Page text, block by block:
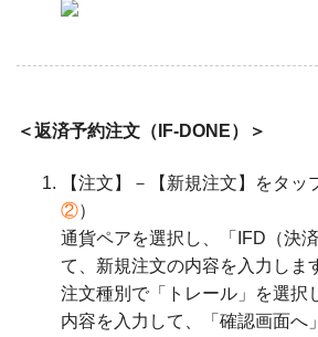
＜返済予約注文（IF-DONE）＞
【注文】－【新規注文】をタッ
②）
通貨ペアを選択し、「IFD（決
て、新規注文の内容を入力しま
注文種別で「トレール」を選択
内容を入力して、「確認画面へ